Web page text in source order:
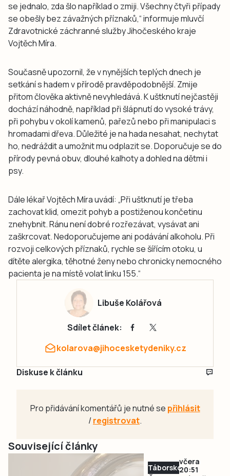
se jednalo, zda šlo například o zmiji. Všechny čtyři případy
se obešly bez závažných příznaků,“ informuje mluvčí
Zdravotnické záchranné služby Jihočeského kraje
Vojtěch Míra.
Současně upozornil, že v nynějších teplých dnech je
setkání s hadem v přírodě pravděpodobnější. Zmije
přitom člověka aktivně nevyhledává. K uštknutí nejčastěji
dochází náhodně, například při šlápnutí do vysoké trávy,
při pohybu v okolí kamenů, pařezů nebo při manipulaci s
hromadami dřeva. Důležité je na hada nesahat, nechytat
ho, nedráždit a umožnit mu odplazit se. Doporučuje se do
přírody pevná obuv, dlouhé kalhoty a dohled na dětmi i
psy.
Dále lékař Vojtěch Míra uvádí: „Při uštknutí je třeba
zachovat klid, omezit pohyb a postiženou končetinu
znehybnit. Ránu není dobré rozřezávat, vysávat ani
zaškrcovat. Nedoporučujeme ani podávání alkoholu. Při
rozvoji celkových příznaků, rychle se šířícím otoku, u
dítěte alergika, těhotné ženy nebo chronicky nemocného
pacienta je na místě volat linku 155.“
Libuše Kolářová
Sdílet článek:
kolarova@jihocesketydeniky.cz
Diskuse k článku
Pro přidávání komentářů je nutné se přihlásit
/registrovat.
Související články
Táborsko
včera
20:51